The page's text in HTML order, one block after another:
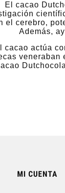
11,40 €
price:38,00 €
Add to cart
El cacao
el cerebro,
Además,
cacao actúa
veneraban
MI CUENTA